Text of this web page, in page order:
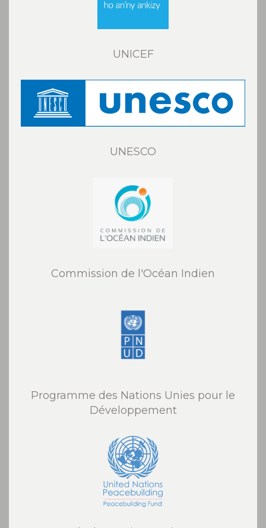
UNICEF
UNESCO
Commission de l'Océan Indien
Programme des Nations Unies pour le
Développement